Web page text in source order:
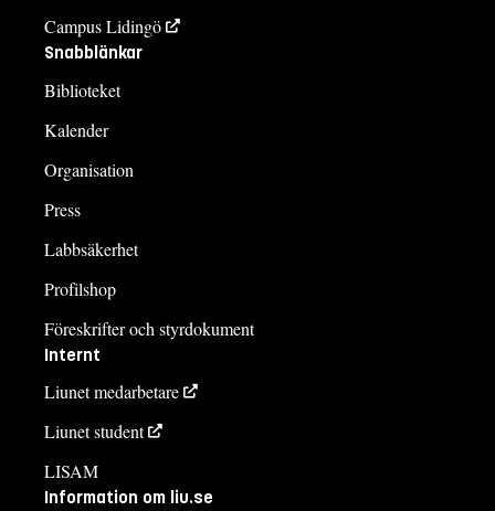
Campus Lidingö
Snabblänkar
Biblioteket
Kalender
Organisation
Press
Labbsäkerhet
Profilshop
Föreskrifter och styrdokument
Internt
Liunet medarbetare
Liunet student
LISAM
Information om liu.se